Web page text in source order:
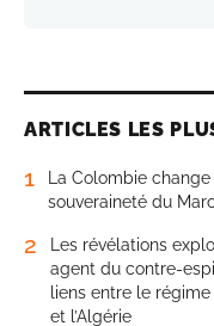
ARTICLES LES
1
La Colombie
souveraineté du
2
Les révélations
agent du contre-
liens entre le
et l’Algérie